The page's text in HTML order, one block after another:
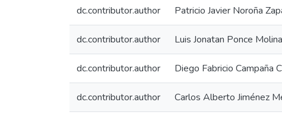
dc.contributor.author Patricio Javier Noroña
dc.contributor.author Luis Jonatan Ponce Molina
dc.contributor.author Diego Fabricio Campaña
dc.contributor.author Carlos Alberto Jiménez